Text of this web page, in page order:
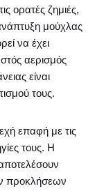
ορατές ζημιές,
μούχλας
να έχει
αερισμός
είναι
τους.
επαφή με τις
τους. Η
προκλήσεων